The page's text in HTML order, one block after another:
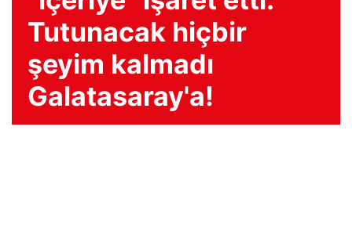
Tutunacak hiçbir
şeyim kalmadı
Galatasaray'a!